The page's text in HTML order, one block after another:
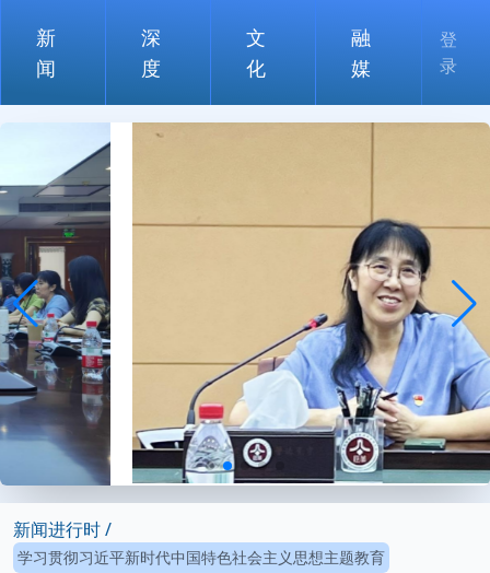
新
闻
深
度
文
化
融
媒
登
录
新闻进行时 /
学习贯彻习近平新时代中国特色社会主义思想主题教育